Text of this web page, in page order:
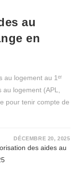
au
en
logement au 1ᵉʳ
logement (APL,
pour tenir compte de
DÉCEMBRE 20, 2025